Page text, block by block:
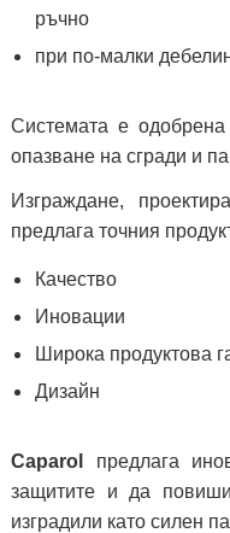
ръчно
при по-малки
Системата е
опазване на сгради и
Изграждане,
предлага точния
Качество
Иновации
Широка продуктова
Дизайн
Caparol
предлага
защитите и да
изградили като силен